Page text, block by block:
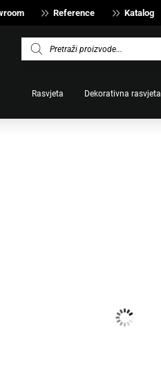
Reference Katalog
Products
search
Rasvjeta Dekorativna rasvjeta